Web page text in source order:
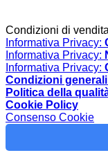
Condizioni di
Informativa Privacy:
Informativa Privacy:
Informativa Privacy:
Condizioni
Politica della
Cookie Policy
Consenso Cookie